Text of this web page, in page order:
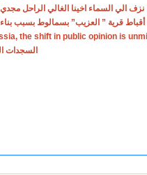
نزف الي السماء اخينا الغالي الراحل
أقباط قرية ” العزيب” بسمالوط بسبب
the shift in public opinion is
السجدات